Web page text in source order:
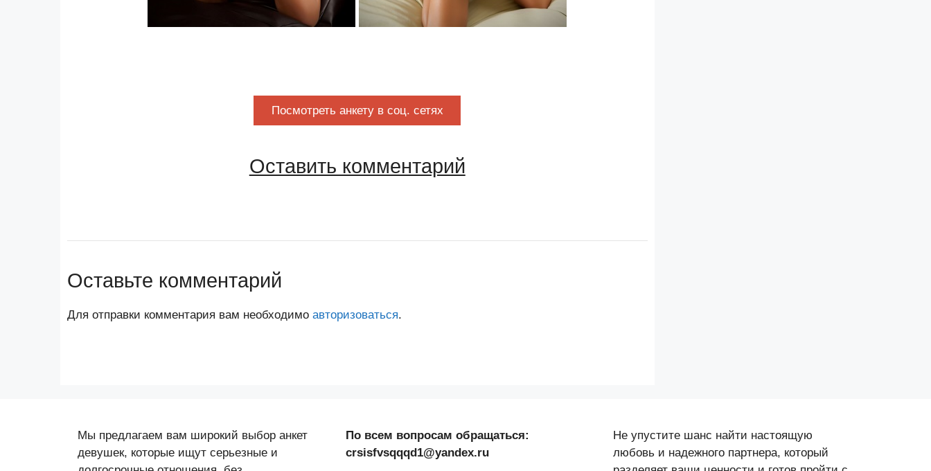
Посмотреть анкету в соц. сетях
Оставить комментарий
Оставьте комментарий
Для отправки комментария вам необходимо авторизоваться.
Мы предлагаем вам широкий выбор анкет
девушек, которые ищут серьезные и
По всем вопросам обращаться:
crsisfvsqqqd1@yandex.ru
Не упустите шанс найти настоящую
любовь и надежного партнера, который